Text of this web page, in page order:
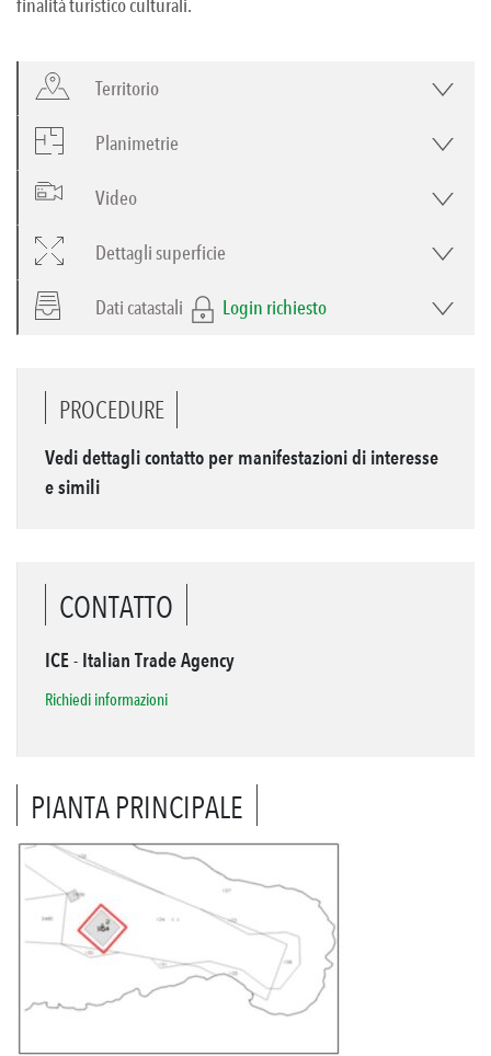
Territorio
Planimetrie
Video
Dettagli superficie
Dati catastali Login richiesto
PROCEDURE
Vedi dettagli contatto per manifestazioni di interesse
e simili
CONTATTO
ICE - Italian Trade Agency
Richiedi informazioni
PIANTA PRINCIPALE